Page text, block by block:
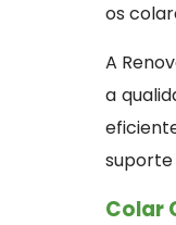
os
A
a
Colar